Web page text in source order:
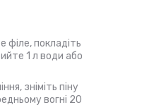
філе, покладіть
1 л води або
зніміть піну
вогні 20